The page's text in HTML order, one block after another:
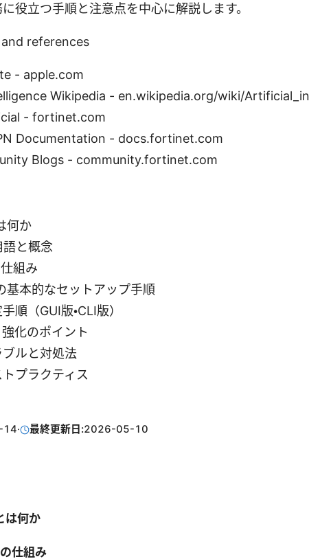
役立つ手順と注意点を中心に解説します。
references
- apple.com
Wikipedia - en.wikipedia.org/wiki/
- fortinet.com
Documentation - docs.fortinet.com
Blogs - community.fortinet.com
何か
と概念
組み
本的なセットアップ手順
順（GUI版・CLI版）
化のポイント
ルと対処法
プラクティス
14· 最終更新日:2026-05-10
は何か
仕組み